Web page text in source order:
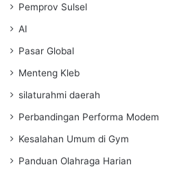
Pemprov Sulsel
AI
Pasar Global
Menteng Kleb
silaturahmi daerah
Perbandingan Performa Modem
Kesalahan Umum di Gym
Panduan Olahraga Harian